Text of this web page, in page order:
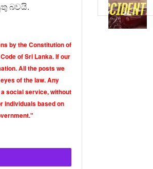
බවයි.
by the Constitution of
of Sri Lanka. If our
All the posts we
of the law. Any
social service, without
individuals based on